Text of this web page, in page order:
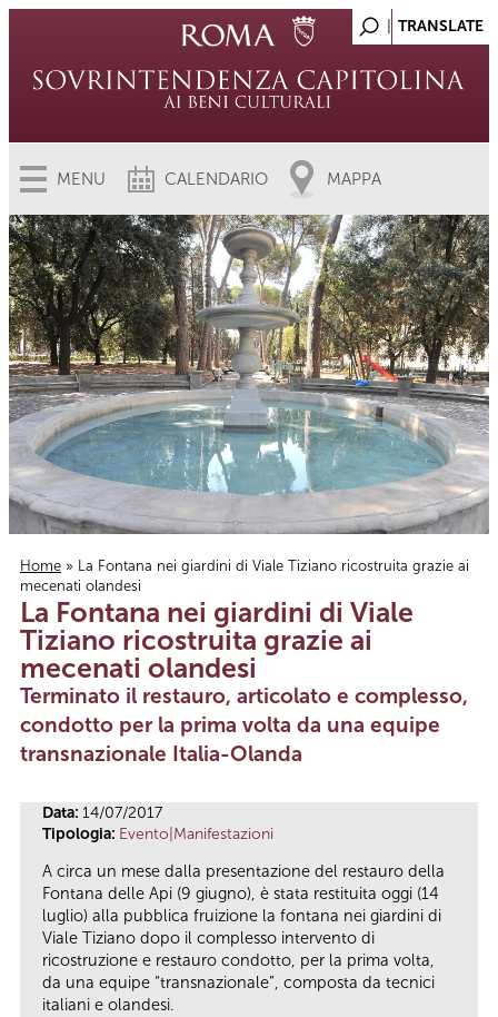
MENU CALENDARIO MAPPA
Tu sei qui
Home » La Fontana nei giardini di Viale Tiziano ricostruita grazie ai
mecenati olandesi
La Fontana nei giardini di Viale
Tiziano ricostruita grazie ai
mecenati olandesi
Terminato il restauro, articolato e complesso,
condotto per la prima volta da una equipe
transnazionale Italia-Olanda
Data: 14/07/2017
Tipologia: Evento|Manifestazioni
A circa un mese dalla presentazione del restauro della
Fontana delle Api (9 giugno), è stata restituita oggi (14
luglio) alla pubblica fruizione la fontana nei giardini di
Viale Tiziano dopo il complesso intervento di
ricostruzione e restauro condotto, per la prima volta,
da una equipe “transnazionale”, composta da tecnici
italiani e olandesi.